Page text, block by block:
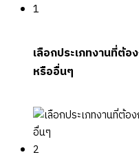
1
เลือกประเภทงานที่ต้
หรืออื่นๆ
2